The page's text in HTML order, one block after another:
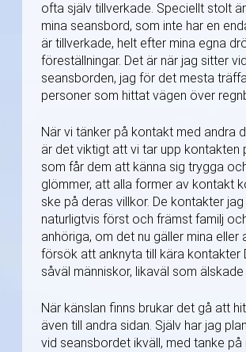
ofta själv tillverkade. Speciellt stolt
mina seansbord, som inte har en
är tillverkade, helt efter mina egna
föreställningar. Det är när jag sitter
seansborden, jag för det mesta
personer som hittat vägen över
När vi tänker på kontakt med andra
är det viktigt att vi tar upp kontakten
som får dem att känna sig trygga
glömmer, att alla former av kontakt
ske på deras villkor. De kontakter
naturligtvis först och främst familj
anhöriga, om det nu gäller mina eller
försök att anknyta till kära kontakter
såväl människor, likaväl som älskade
När känslan finns brukar det gå att
även till andra sidan. Själv har jag
vid seansbordet ikväll, med tanke